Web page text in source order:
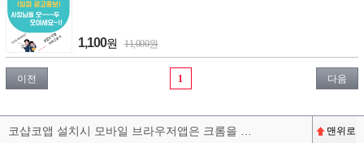
1,100원 11,000원
이전 1 다음
맨위로